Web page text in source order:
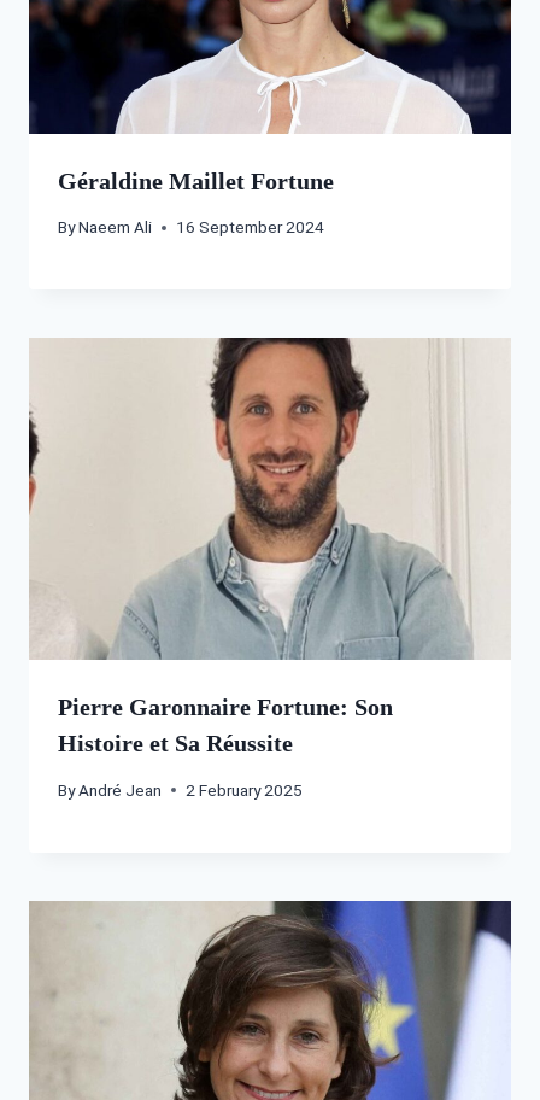
Géraldine Maillet Fortune
ByNaeem Ali 16 September 2024
Pierre Garonnaire Fortune: Son
Histoire et Sa Réussite
ByAndré Jean 2 February 2025